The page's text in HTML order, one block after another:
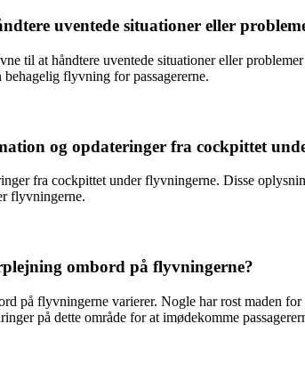
uventede situationer eller
til at håndtere uventede situationer eller
flyvning for passagererne.
og opdateringer fra cockpittet
fra cockpittet under flyvningerne. Disse
flyvningerne.
ombord på flyvningerne?
på flyvningerne varierer. Nogle har rost maden
på dette område for at imødekomme